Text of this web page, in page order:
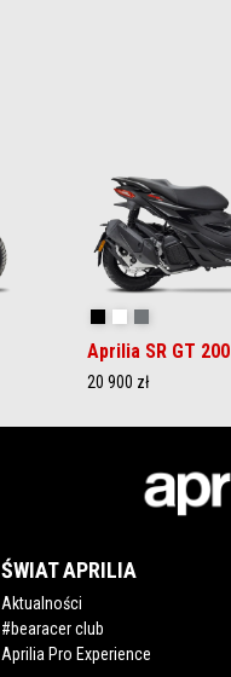
Aprilia SR GT 200
20 900 zł
ŚWIAT APRILIA
Aktualności
#bearacer club
Aprilia Pro Experience